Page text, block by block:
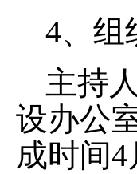
4、组
主持
设办公
成时间4